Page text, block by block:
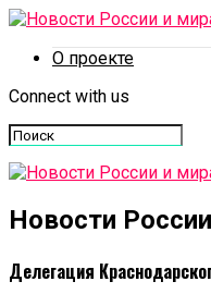
О проекте
Connect with us
Новости
Делегация